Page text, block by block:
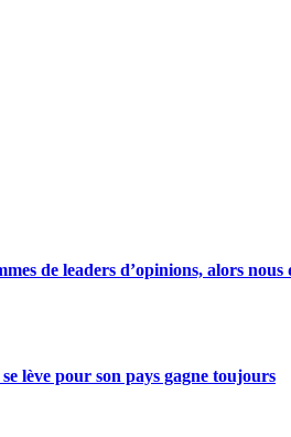
de leaders d’opinions, alors
lève pour son pays gagne toujours